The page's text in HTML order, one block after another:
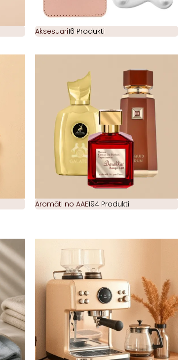
Aksesuāri16 Produkti
Aromāti no AAE194 Produkti